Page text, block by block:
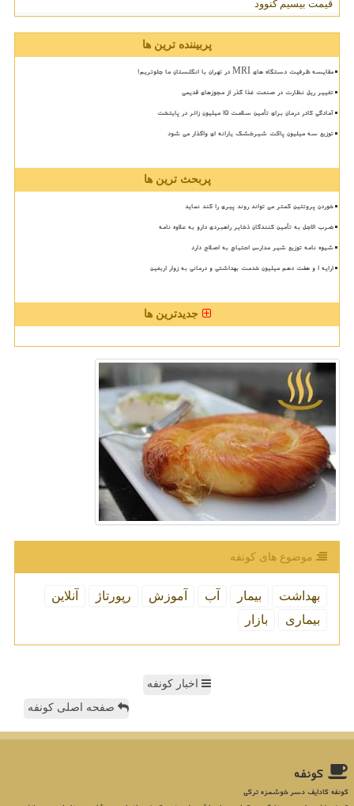
قیمت بیسیم کنوود
پربیننده ترین ها
مقایسه ظرفیت دستگاه های MRI در تهران با انگلستان ما جلوتریم!
تغییر ریل نظارت در صنعت غذا گذر از مجوزهای قدیمی
آمادگی کادر درمان برای تأمین سلامت 15 میلیون زائر در پایتخت
توزیع سه میلیون پاکت شیرخشک یارانه ای واگذار می شود
پربحث ترین ها
خوردن پروتئین کمتر می تواند روند پیری را کند نماید
ضرب الاجل به تأمین کنندگان ذخایر راهبردی دارو به علاوه نامه
شیوه نامه توزیع شیر مدارس احتیاج به اصلاح دارد
ارایه ۱ و هفت دهم میلیون خدمت بهداشتی و درمانی به زوار اربعین
جدیدترین ها
موضوع های كونفه
بهداشت بیمار آب آموزش رپورتاژ
آنلاین
بیماری
بازار
اخبار کونفه
صفحه اصلی کونفه
كونفه
کونفه کادایف دسر خوشمزه ترکی